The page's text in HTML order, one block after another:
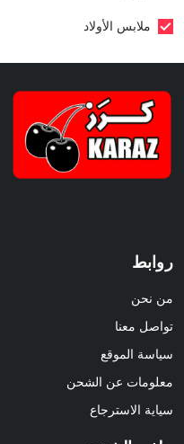
ملابس الأولاد
روابط
من نحن
تواصل معنا
سياسة الموقع
معلومات عن الشحن
سياية الاسترجاع